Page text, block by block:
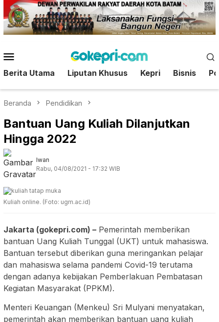
Loncat
ke
konten
Mobile
Berita Utama Liputan Khusus Kepri Bisnis
Beranda Pendidikan
Bantuan Uang Kuliah Dilanjutkan
Hingga 2022
Iwan
Rabu, 04/08/2021 - 17:32 WIB
Kuliah online. (Foto: ugm.ac.id)
Jakarta (gokepri.com) – Pemerintah memberikan
bantuan Uang Kuliah Tunggal (UKT) untuk mahasiswa.
Bantuan tersebut diberikan guna meringankan pelajar
dan mahasiswa selama pandemi Covid-19 terutama
dengan adanya kebijakan Pemberlakuan Pembatasan
Kegiatan Masyarakat (PPKM).
Menteri Keuangan (Menkeu) Sri Mulyani menyatakan,
pemerintah akan memberikan bantuan uang kuliah